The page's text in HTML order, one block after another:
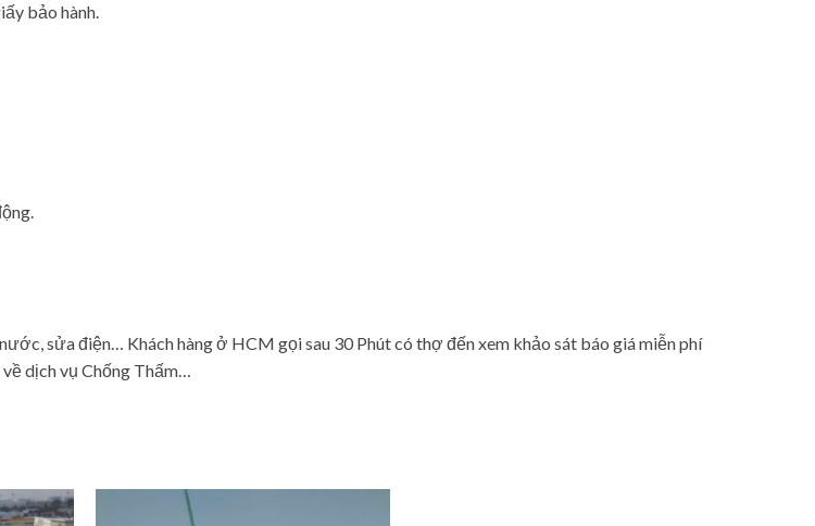
bảo hành.
sửa điện… Khách hàng ở HCM gọi sau 30 Phút có thợ đến xem khảo sát báo giá miễn phí
dịch vụ Chống Thấm…